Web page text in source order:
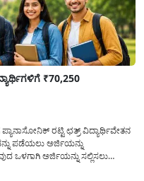
₹70,250
ರಟ್ಟಿ ಛತ್ರ್ ವಿದ್ಯಾರ್ಥಿವೇತನ
ಪಡೆಯಲು ಅರ್ಜಿಯನ್ನು
ಒಳಗಾಗಿ ಅರ್ಜಿಯನ್ನು ಸಲ್ಲಿಸಲು